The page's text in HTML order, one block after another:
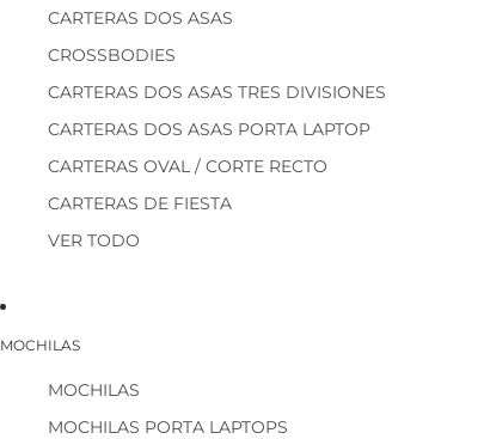
CARTERAS DOS ASAS
CROSSBODIES
CARTERAS DOS ASAS TRES DIVISIONES
CARTERAS DOS ASAS PORTA LAPTOP
CARTERAS OVAL / CORTE RECTO
CARTERAS DE FIESTA
VER TODO
MOCHILAS
MOCHILAS
MOCHILAS PORTA LAPTOPS